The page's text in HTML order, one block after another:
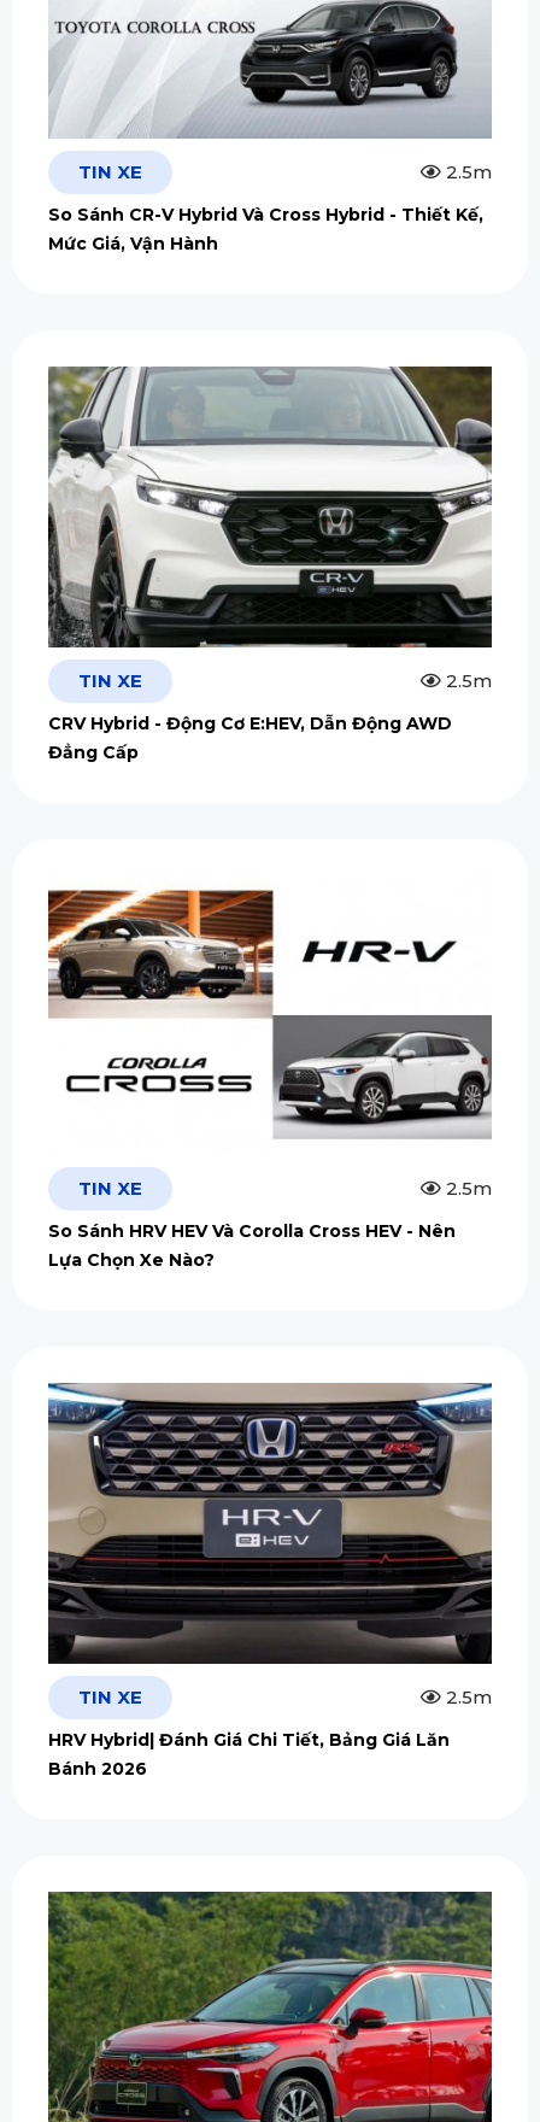
TIN XE 2.5m
So Sánh CR-V Hybrid Và Cross Hybrid - Thiết Kế,
Mức Giá, Vận Hành
TIN XE 2.5m
CRV Hybrid - Động Cơ E:HEV, Dẫn Động AWD
Đẳng Cấp
TIN XE 2.5m
So Sánh HRV HEV Và Corolla Cross HEV - Nên
Lựa Chọn Xe Nào?
TIN XE 2.5m
HRV Hybrid| Đánh Giá Chi Tiết, Bảng Giá Lăn
Bánh 2026